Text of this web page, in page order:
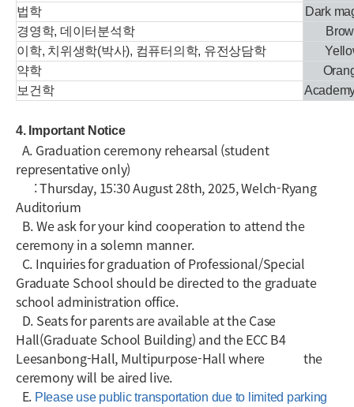
법학
Dark
경영학, 데이터분석학
이학, 치위생학(박사), 컴퓨터의학, 유전상담학
약학
보건학
4. Important Notice
A. Graduation ceremony rehearsal (student
representative only)
: Thursday, 15:30 August 28th, 2025, Welch-Ryang
Auditorium
B. We ask for your kind cooperation to attend the
ceremony in a solemn manner.
C. Inquiries for graduation of Professional/Special
Graduate School should be directed to the graduate
school administration office.
D. Seats for parents are available at the Case
Hall(Graduate School Building) and the ECC B4
Leesanbong-Hall, Multipurpose-Hall where the
ceremony will be aired live.
E. Please use public transportation due to limited parking